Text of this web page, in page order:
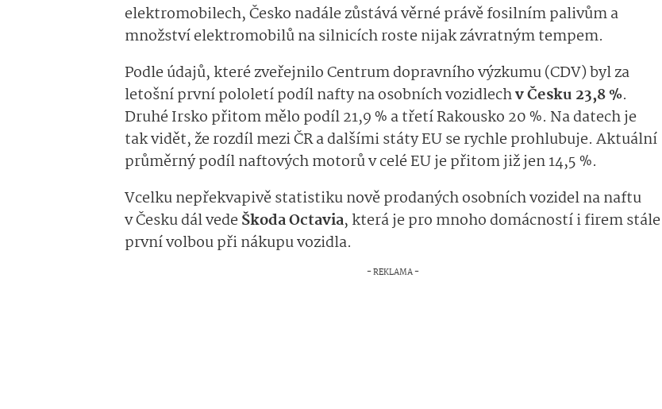
elektromobilech, Česko nadále zůstává věrné právě fosilním palivům a
množství elektromobilů na silnicích roste nijak závratným tempem.
Podle údajů, které zveřejnilo Centrum dopravního výzkumu (CDV) byl za
letošní první pololetí podíl nafty na osobních vozidlechv Česku 23,8 %.
Druhé Irsko přitom mělo podíl 21,9 % a třetí Rakousko 20 %. Na datech je
tak vidět, že rozdíl mezi ČR a dalšími státy EU se rychle prohlubuje. Aktuální
průměrný podíl naftových motorů v celé EU je přitom již jen 14,5 %.
Vcelku nepřekvapivě statistiku nově prodaných osobních vozidel na naftu
v Česku dál vedeŠkoda Octavia, která je pro mnoho domácností i firem stále
první volbou při nákupu vozidla.